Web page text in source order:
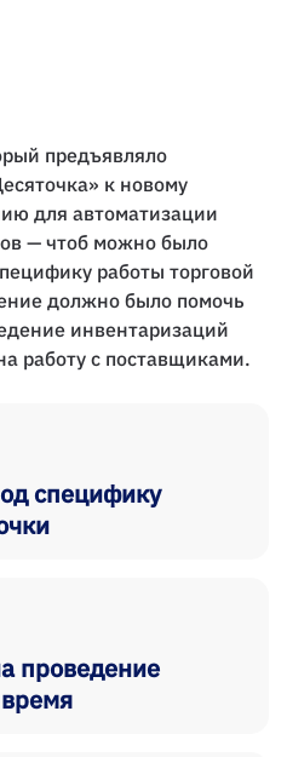
предъявляло
к новому
для автоматизации
— чтоб можно было
работы торговой
должно было помочь
инвентаризаций
работу с поставщиками.
специфику
проведение